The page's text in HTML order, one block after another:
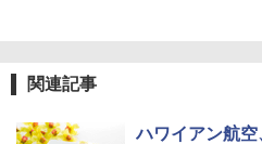
関連記事
ハワイアン航